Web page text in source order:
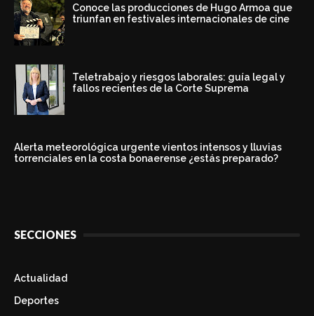
Conoce las producciones de Hugo Armoa que
triunfan en festivales internacionales de cine
Teletrabajo y riesgos laborales: guía legal y
fallos recientes de la Corte Suprema
Alerta meteorológica urgente vientos intensos y lluvias
torrenciales en la costa bonaerense ¿estás preparado?
SECCIONES
Actualidad
Deportes